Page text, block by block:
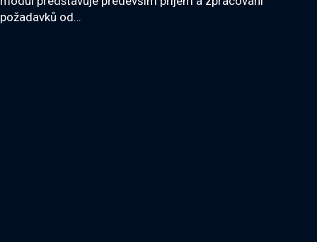
požadavků od…